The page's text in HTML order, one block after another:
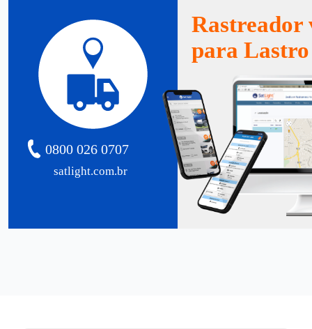
satlight.com.br
0800 026 0707
Rastreador
para Lastro